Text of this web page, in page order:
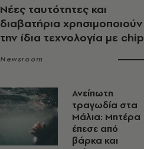
Νέες ταυτότητες και
διαβατήρια χρησιμοποιούν
την ίδια τεχνολογία με chip
Newsroom
Ανείπωτη
τραγωδία στα
Μάλια: Μητέρα
έπεσε από
βάρκα και